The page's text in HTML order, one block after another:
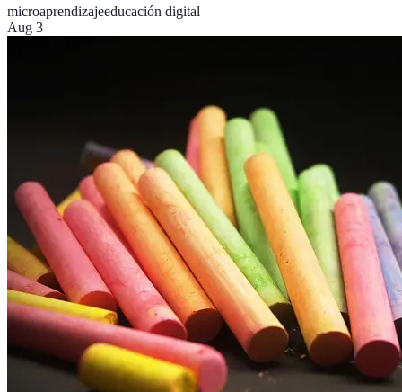
microaprendizajeeducación digital
Aug 3